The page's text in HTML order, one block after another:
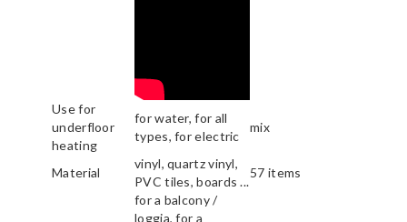
Use for
underfloor
heating
for water, for all
types, for electric
mix
Material
vinyl, quartz vinyl,
PVC tiles, boards ...
57 items
for a balcony /
loggia, for a